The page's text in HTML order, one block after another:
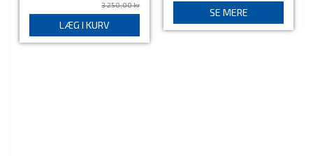
3 250,00 kr
LÆG I KURV
SE MERE